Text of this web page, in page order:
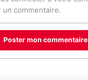
Poster mon commentaire